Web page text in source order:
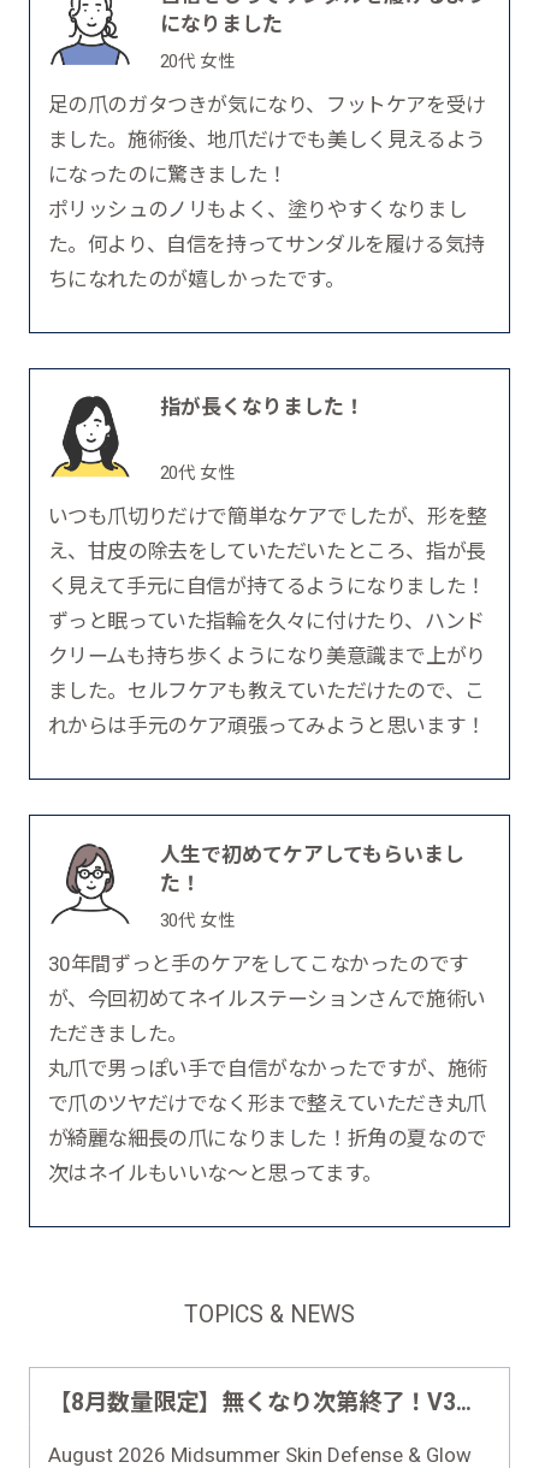
になりました
20代 女性
足の爪のガタつきが気になり、フットケアを受け
ました。施術後、地爪だけでも美しく見えるよう
になったのに驚きました！
ポリッシュのノリもよく、塗りやすくなりまし
た。何より、自信を持ってサンダルを履ける気持
ちになれたのが嬉しかったです。
指が長くなりました！
20代 女性
いつも爪切りだけで簡単なケアでしたが、形を整
え、甘皮の除去をしていただいたところ、指が長
く見えて手元に自信が持てるようになりました！
ずっと眠っていた指輪を久々に付けたり、ハンド
クリームも持ち歩くようになり美意識まで上がり
ました。セルフケアも教えていただけたので、こ
れからは手元のケア頑張ってみようと思います！
人生で初めてケアしてもらいまし
た！
30代 女性
30年間ずっと手のケアをしてこなかったのです
が、今回初めてネイルステーションさんで施術い
ただきました。
丸爪で男っぽい手で自信がなかったですが、施術
で爪のツヤだけでなく形まで整えていただき丸爪
が綺麗な細長の爪になりました！折角の夏なので
次はネイルもいいな～と思ってます。
TOPICS & NEWS
【8月数量限定】無くなり次第終了！V3最強UV×スキンケアファンデ豪華半額セット
August 2026 Midsummer Skin Defense & Glow